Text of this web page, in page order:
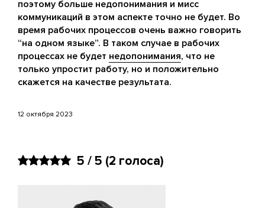
поэтому больше недопонимания и мисс
коммуникаций в этом аспекте точно не будет. Во
время рабочих процессов очень важно говорить
“на одном языке”. В таком случае в рабочих
процессах не будет недопонимания, что не
только упростит работу, но и положительно
скажется на качестве результата.
12 октября 2023
5 / 5 (2 голоса)